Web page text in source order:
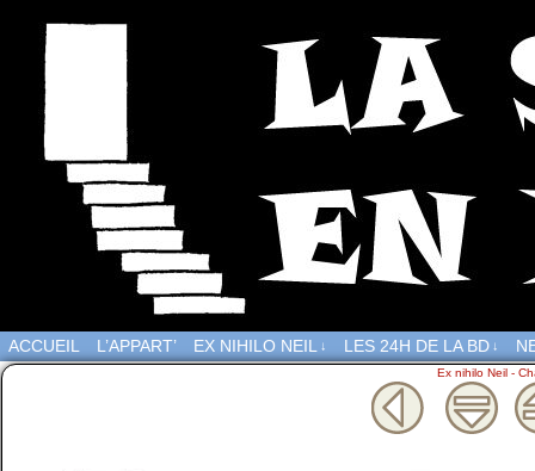
ACCUEIL L’APPART’ EX NIHILO NEIL ↓ LES 24H DE LA BD ↓
Ex nihilo Neil -